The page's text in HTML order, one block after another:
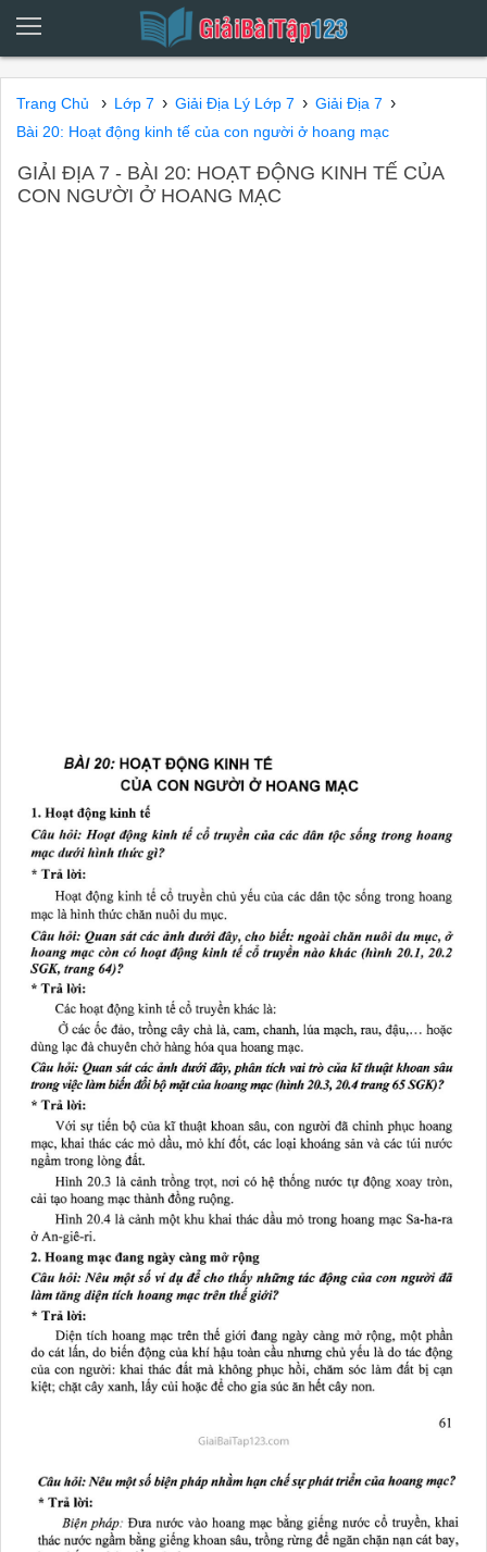
Trang Chủ › Lớp 7 › Giải Địa Lý Lớp 7 › Giải Địa 7 ›
Bài 20: Hoạt động kinh tế của con người ở hoang mạc
GIẢI ĐỊA 7 - BÀI 20: HOẠT ĐỘNG KINH TẾ CỦA
CON NGƯỜI Ở HOANG MẠC